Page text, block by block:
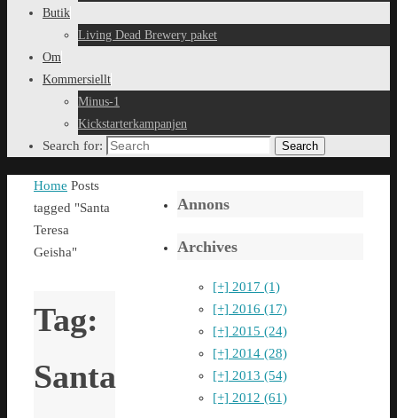
Butik
Living Dead Brewery paket
Om
Kommersiellt
Minus-1
Kickstarterkampanjen
Search for: Search
Home Posts
tagged "Santa
Teresa
Geisha"
Tag:
Santa
Annons
Archives
[+] 2017 (1)
[+] 2016 (17)
[+] 2015 (24)
[+] 2014 (28)
[+] 2013 (54)
[+] 2012 (61)